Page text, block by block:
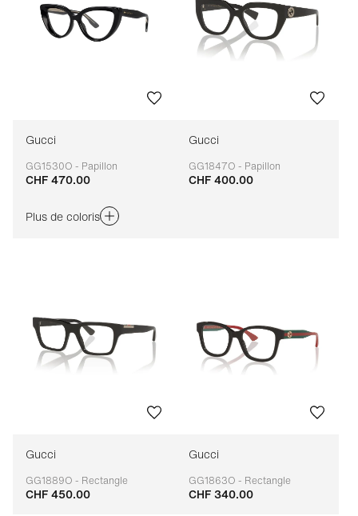
Gucci
GG1530O - Papillon
Adaptable
CHF 470.00
Plus de coloris
Gucci
GG1847O - Papillon
Adaptable
CHF 400.00
Gucci
GG1889O - Rectangle
Adaptable
CHF 450.00
Gucci
GG1863O - Rectangle
Adaptable
CHF 340.00